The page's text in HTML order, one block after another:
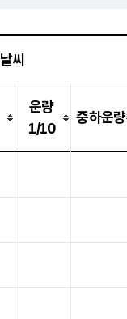
날씨
운량
1/10
중하운량